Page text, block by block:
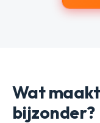
Wat
bijzonder?